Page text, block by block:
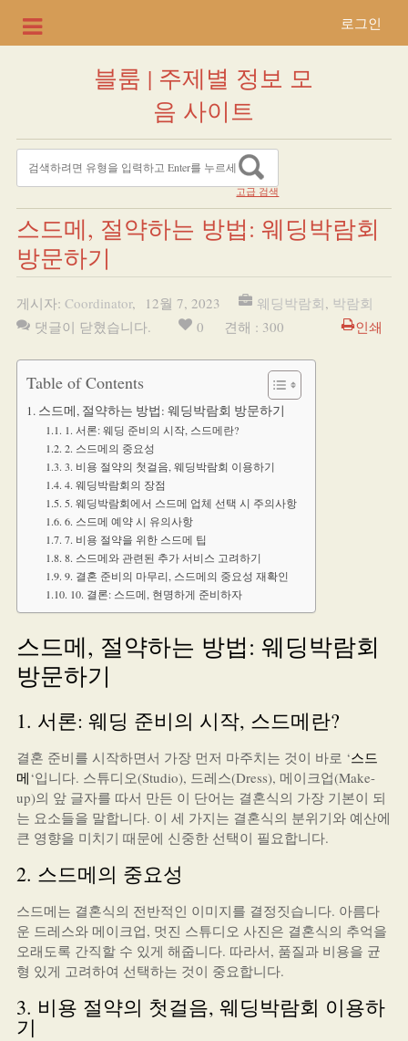
로그인
블룸 | 주제별 정보 모
음 사이트
고급 검색
스드메, 절약하는 방법: 웨딩박람회
방문하기
게시자: Coordinator, 12월 7, 2023 웨딩박람회, 박람회
댓글이 닫혔습니다.
0 견해 : 300 인쇄
Table of Contents
스드메, 절약하는 방법: 웨딩박람회 방문하기
1. 서론: 웨딩 준비의 시작, 스드메란?
2. 스드메의 중요성
3. 비용 절약의 첫걸음, 웨딩박람회 이용하기
4. 웨딩박람회의 장점
5. 웨딩박람회에서 스드메 업체 선택 시 주의사항
6. 스드메 예약 시 유의사항
7. 비용 절약을 위한 스드메 팁
8. 스드메와 관련된 추가 서비스 고려하기
9. 결혼 준비의 마무리, 스드메의 중요성 재확인
10. 결론: 스드메, 현명하게 준비하자
스드메, 절약하는 방법: 웨딩박람회
방문하기
1. 서론: 웨딩 준비의 시작, 스드메란?
결혼 준비를 시작하면서 가장 먼저 마주치는 것이 바로 ‘스드
메‘입니다. 스튜디오(Studio), 드레스(Dress), 메이크업(Make-
up)의 앞 글자를 따서 만든 이 단어는 결혼식의 가장 기본이 되
는 요소들을 말합니다. 이 세 가지는 결혼식의 분위기와 예산에
큰 영향을 미치기 때문에 신중한 선택이 필요합니다.
2. 스드메의 중요성
스드메는 결혼식의 전반적인 이미지를 결정짓습니다. 아름다
운 드레스와 메이크업, 멋진 스튜디오 사진은 결혼식의 추억을
오래도록 간직할 수 있게 해줍니다. 따라서, 품질과 비용을 균
형 있게 고려하여 선택하는 것이 중요합니다.
3. 비용 절약의 첫걸음, 웨딩박람회 이용하
기